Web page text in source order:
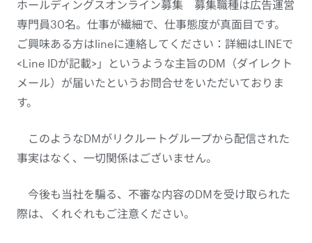
ホールディングスオンライン募集 募集職種は広告運営
専門員30名。仕事が繊細で、仕事態度が真面目です。
ご興味ある方はlineに連絡してください：詳細はLINEで
<Line IDが記載>」というような主旨のDM（ダイレクト
メール）が届いたというお問合せをいただいておりま
す。
このようなDMがリクルートグループから配信された
事実はなく、一切関係はございません。
今後も当社を騙る、不審な内容のDMを受け取られた
際は、くれぐれもご注意ください。